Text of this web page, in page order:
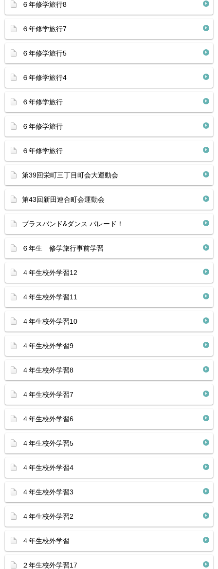
６年修学旅行8
６年修学旅行7
６年修学旅行5
６年修学旅行4
６年修学旅行
６年修学旅行
６年修学旅行
第39回栄町三丁目町会大運動会
第43回新田連合町会運動会
ブラスバンド&ダンス パレード！
６年生 修学旅行事前学習
４年生校外学習12
４年生校外学習11
４年生校外学習10
４年生校外学習9
４年生校外学習8
４年生校外学習7
４年生校外学習6
４年生校外学習5
４年生校外学習4
４年生校外学習3
４年生校外学習2
４年生校外学習
２年生校外学習17